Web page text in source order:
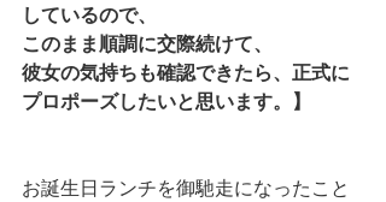
しているので、
このまま順調に交際続けて、
彼女の気持ちも確認できたら、正式に
プロポーズしたいと思います。】
お誕生日ランチを御馳走になったこと